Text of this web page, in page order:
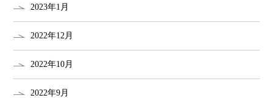
2023年1月
2022年12月
2022年10月
2022年9月